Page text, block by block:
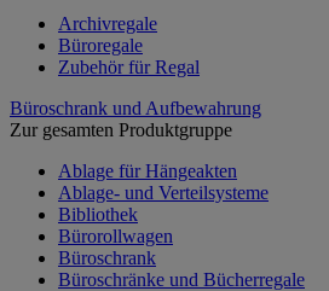
Archivregale
Büroregale
Zubehör für Regal
Büroschrank und Aufbewahrung
Zur gesamten Produktgruppe
Ablage für Hängeakten
Ablage- und Verteilsysteme
Bibliothek
Bürorollwagen
Büroschrank
Büroschränke und Bücherregale